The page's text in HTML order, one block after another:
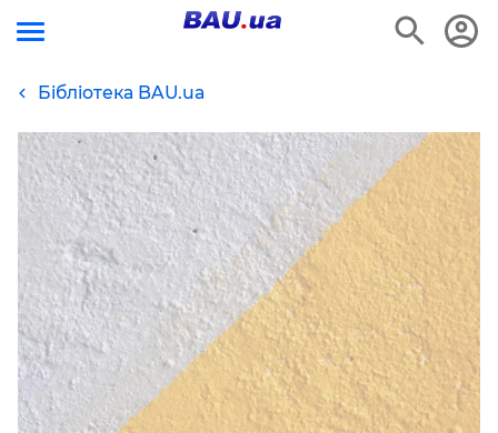
Бібліотека BAU.ua